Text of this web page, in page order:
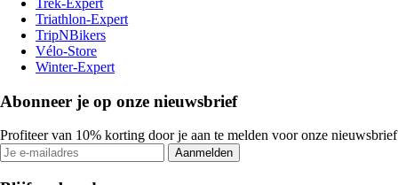
Triathlon-Expert
TripNBikers
Vélo-Store
Winter-Expert
Abonneer je op onze nieuwsbrief
Profiteer van 10% korting door je aan te melden voor onze nieuwsbrief
Aanmelden